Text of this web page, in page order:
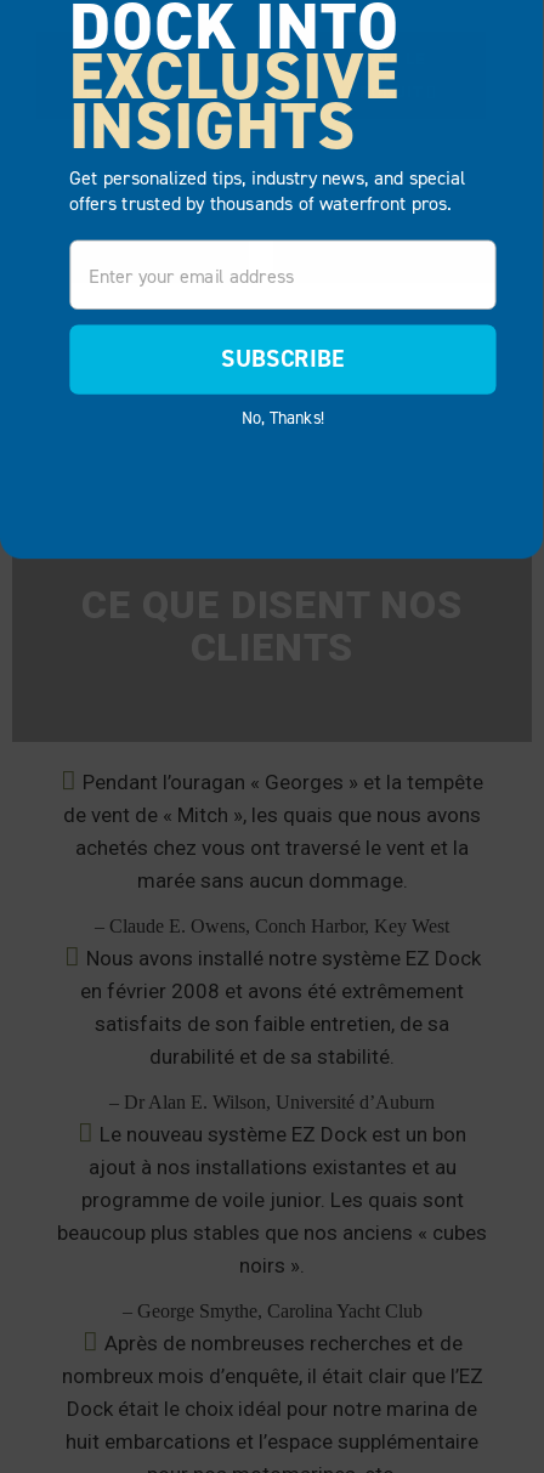
VOIR LE
PRODUIT
DEVIS
VOIR LE
PRODUIT
DEVIS
Pendant l’ouragan « Georges » et la tempête
de vent de « Mitch », les quais que nous avons
achetés chez vous ont traversé le vent et la
marée sans aucun dommage.
– Claude E. Owens, Conch Harbor, Key West
Nous avons installé notre système EZ Dock
en février 2008 et avons été extrêmement
satisfaits de son faible entretien, de sa
durabilité et de sa stabilité.
– Dr Alan E. Wilson, Université d’Auburn
Le nouveau système EZ Dock est un bon
ajout à nos installations existantes et au
programme de voile junior. Les quais sont
beaucoup plus stables que nos anciens « cubes
noirs ».
– George Smythe, Carolina Yacht Club
Après de nombreuses recherches et de
nombreux mois d’enquête, il était clair que l’EZ
Dock était le choix idéal pour notre marina de
huit embarcations et l’espace supplémentaire
DOCK INTO
EXCLUSIVE
INSIGHTS
Get personalized tips, industry news, and special
offers trusted by thousands of waterfront pros.
Email
SUBSCRIBE
No, Thanks!